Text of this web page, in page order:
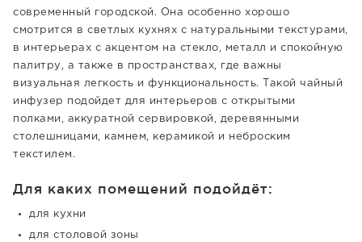
современный городской. Она особенно хорошо
смотрится в светлых кухнях с натуральными текстурами,
в интерьерах с акцентом на стекло, металл и спокойную
палитру, а также в пространствах, где важны
визуальная легкость и функциональность. Такой чайный
инфузер подойдет для интерьеров с открытыми
полками, аккуратной сервировкой, деревянными
столешницами, камнем, керамикой и неброским
текстилем.
Для каких помещений подойдёт:
для кухни
для столовой зоны